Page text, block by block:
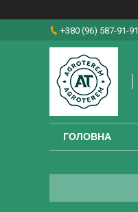
+380 (96) 587-91-91
ГОЛОВНА